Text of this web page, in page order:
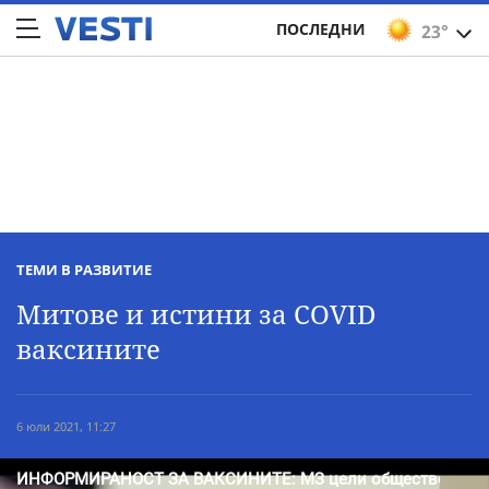
23°
ПОСЛЕДНИ
ТЕМИ В РАЗВИТИЕ
Митове и истини за COVID
ваксините
6 юли 2021, 11:27